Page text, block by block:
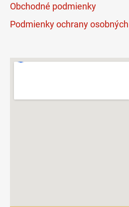
Obchodné podmienky
Podmienky ochrany